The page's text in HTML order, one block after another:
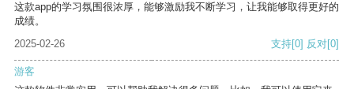
这款app的学习氛围很浓厚，能够激励我不断学习，让我能够取得更好的
成绩。
2025-02-26
支持[0] 反对[0]
游客